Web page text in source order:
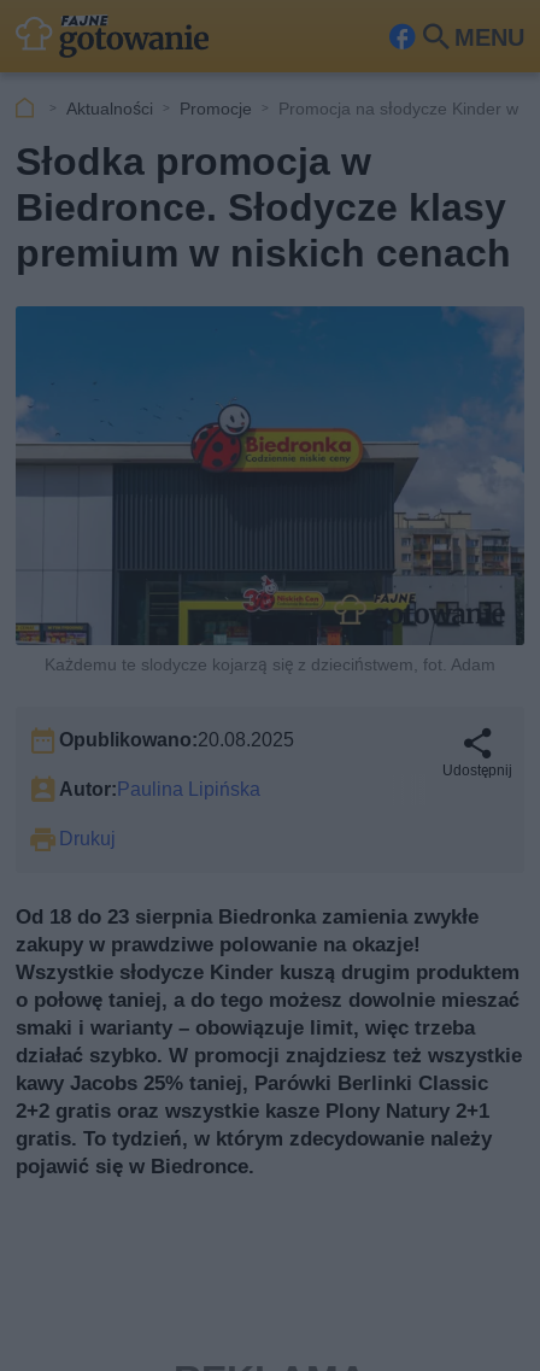
MENU
Fa
ceb
ook
Szu
Aktualności Promocje Promocja na słodycze Kinder w
Słodka promocja w
Biedronce. Słodycze klasy
premium w niskich cenach
Każdemu te slodycze kojarzą się z dzieciństwem, fot. Adam
Opublikowano:20.08.2025
Autor:Paulina Lipińska
Drukuj
Udostępnij
Od 18 do 23 sierpnia Biedronka zamienia zwykłe
zakupy w prawdziwe polowanie na okazje!
Wszystkie słodycze Kinder kuszą drugim produktem
o połowę taniej, a do tego możesz dowolnie mieszać
smaki i warianty – obowiązuje limit, więc trzeba
działać szybko. W promocji znajdziesz też wszystkie
kawy Jacobs 25% taniej, Parówki Berlinki Classic
2+2 gratis oraz wszystkie kasze Plony Natury 2+1
gratis. To tydzień, w którym zdecydowanie należy
pojawić się w Biedronce.